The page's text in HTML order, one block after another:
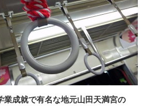
業成就で有名な地元山田天満宮の